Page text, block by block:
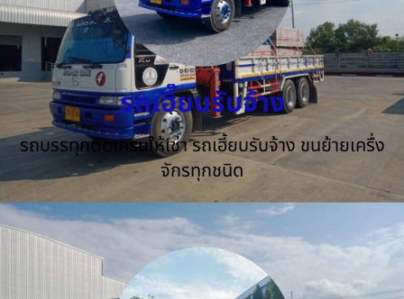
รถเฮี๊ยบรับจ้าง
รถบรรทุกติดเครนให้เช่า รถเฮี้ยบรับจ้าง ขนย้ายเครื่ง
จักรทุกชนิด